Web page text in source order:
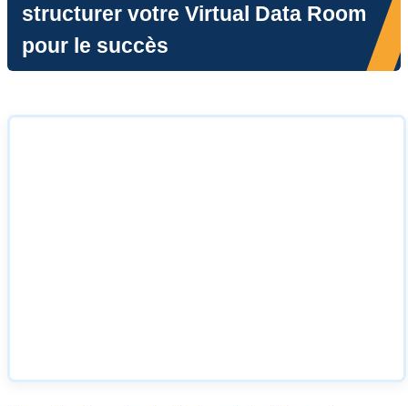
structurer votre Virtual Data Room
pour le succès